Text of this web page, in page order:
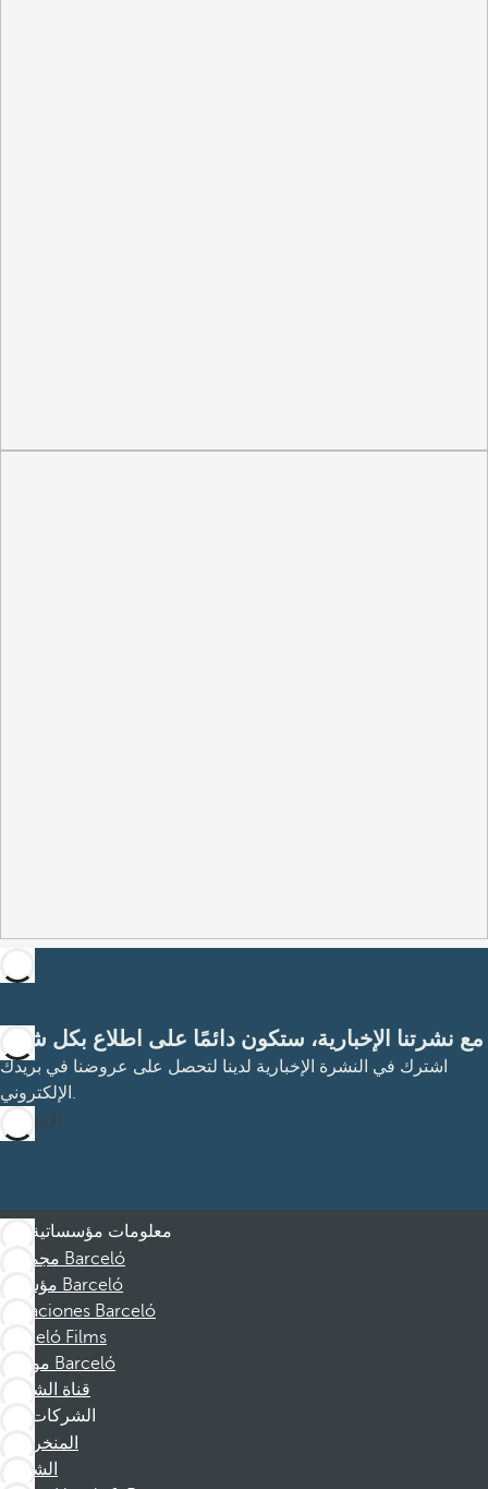
مع نشرتنا الإخبارية، ستكون دائمًا على اطلاع بكل شيء
اشترك في النشرة الإخبارية لدينا لتحصل على عروضنا في بريدك
الإلكتروني.
الاشتراك
معلومات مؤسساتية
مجموعة Barceló
مؤسسة Barceló
Vacaciones Barceló
Barceló Films
موظفو Barceló
قناة الشكوى
الشركات
المنخرطين
الشركاء